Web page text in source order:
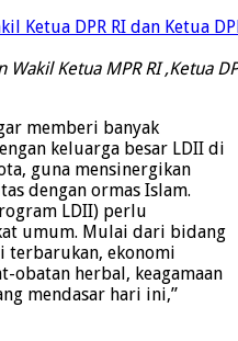
Ketua MPR RI ,Ketua
memberi banyak
keluarga besar LDII di
guna mensinergikan
dengan ormas Islam.
LDII) perlu
umum. Mulai dari bidang
terbarukan, ekonomi
obatan herbal, keagamaan
mendasar hari ini,”